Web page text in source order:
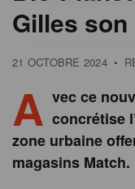
Gilles
21 OCTOBRE 2024 •
A vec ce
concrétise
zone urbaine
magasins Match.